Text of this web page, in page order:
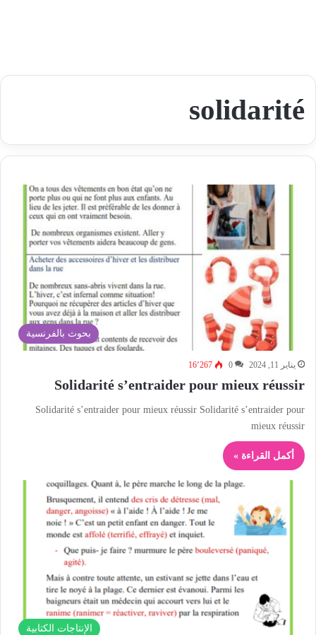
solidarité
بحوث بالفرنسية
يناير 11, 2024 0 16٬267
Solidarité s’entraider pour mieux réussir
Solidarité s’entraider pour mieux réussir Solidarité s’entraider pour
mieux réussir
أكمل القراءة »
الإنتاجات الكتابية